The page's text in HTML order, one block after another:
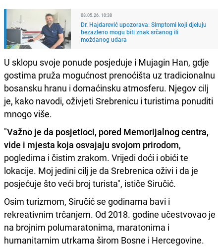
08.05.26. 10:38
Dr. Hajdarević upozorava: Simptomi koji djeluju
bezazleno mogu biti znak srčanog ili
moždanog udara
U sklopu svoje ponude posjeduje i Mujagin Han, gdje
gostima pruža mogućnost prenoćišta uz tradicionalnu
bosansku hranu i domaćinsku atmosferu. Njegov cilj
je, kako navodi, oživjeti Srebrenicu i turistima ponuditi
mnogo više.
"Važno je da posjetioci, pored Memorijalnog centra,
vide i mjesta koja osvajaju svojom prirodom,
pogledima i čistim zrakom. Vrijedi doći i obići te
lokacije. Moj jedini cilj je da Srebrenica oživi i da je
posjećuje što veći broj turista", ističe Siručić.
Osim turizmom, Siručić se godinama bavi i
rekreativnim trčanjem. Od 2018. godine učestvovao je
na brojnim polumaratonima, maratonima i
humanitarnim utrkama širom Bosne i Hercegovine.